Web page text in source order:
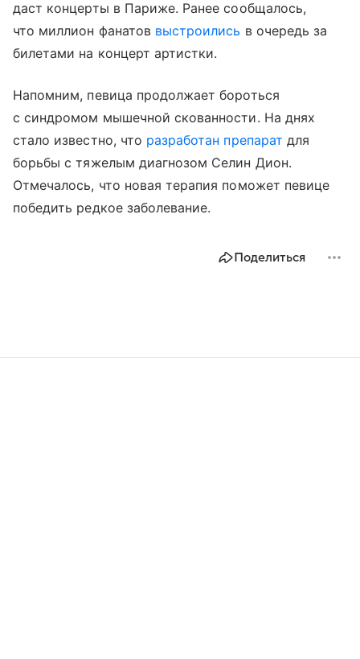
даст концерты в Париже. Ранее сообщалось,
что миллион фанатов выстроились в очередь за
билетами на концерт артистки.
Напомним, певица продолжает бороться
с синдромом мышечной скованности. На днях
стало известно, что разработан препарат для
борьбы с тяжелым диагнозом Селин Дион.
Отмечалось, что новая терапия поможет певице
победить редкое заболевание.
Поделиться